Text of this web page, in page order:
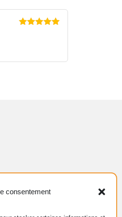
consentement